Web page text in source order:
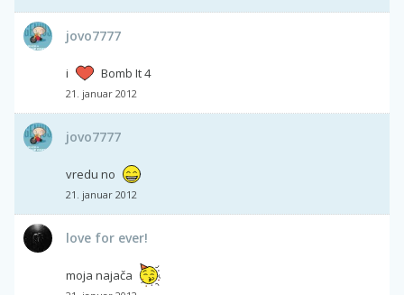
jovo7777
i Bomb It 4
21. januar 2012
jovo7777
vredu no
21. januar 2012
love for ever!
moja najača